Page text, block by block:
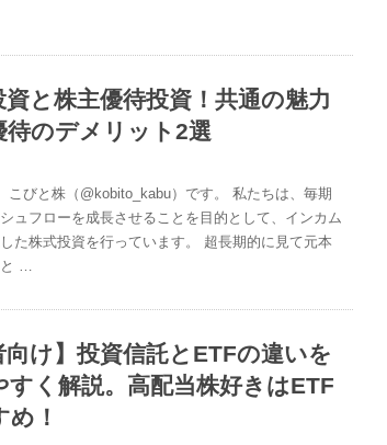
資と株主優待投資！共通の魅力
待のデメリット2選
こびと株（@kobito_kabu）です。 私たちは、毎期
ュフローを成長させることを目的として、インカム
た株式投資を行っています。 超長期的に見て元本
…
向け】投資信託とETFの違いを
すく解説。高配当株好きはETF
！